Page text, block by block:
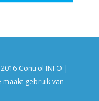
Control INFO |
gebruik van